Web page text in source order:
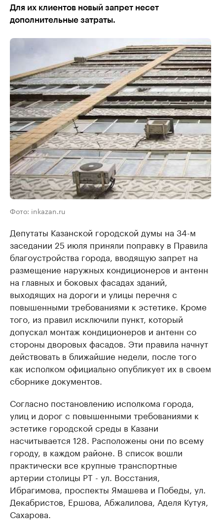
Для их клиентов новый запрет несет
дополнительные затраты.
Фото: inkazan.ru
Депутаты Казанской городской думы на 34-м
заседании 25 июля приняли поправку в Правила
благоустройства города, вводящую запрет на
размещение наружных кондиционеров и антенн
на главных и боковых фасадах зданий,
выходящих на дороги и улицы перечня с
повышенными требованиями к эстетике. Кроме
того, из правил исключили пункт, который
допускал монтаж кондиционеров и антенн со
стороны дворовых фасадов. Эти правила начнут
действовать в ближайшие недели, после того
как исполком официально опубликует их в своем
сборнике документов.
Согласно постановлению исполкома города,
улиц и дорог с повышенными требованиями к
эстетике городской среды в Казани
насчитывается 128. Расположены они по всему
городу, в каждом районе. В список вошли
практически все крупные транспортные
артерии столицы РТ - ул. Восстания,
Ибрагимова, проспекты Ямашева и Победы, ул.
Декабристов, Ершова, Абжалилова, Аделя Кутуя,
Сахарова.